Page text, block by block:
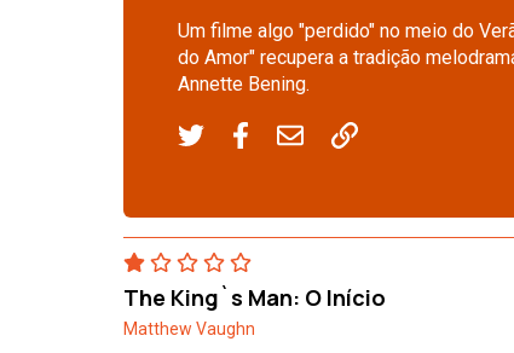
Um filme algo "perdido" no meio do
do Amor" recupera a tradição
Annette Bening.
The King`s Man: O Início
Matthew Vaughn